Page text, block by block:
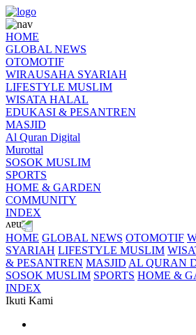
HOME
GLOBAL NEWS
OTOMOTIF
WIRAUSAHA SYARIAH
LIFESTYLE MUSLIM
WISATA HALAL
EDUKASI & PESANTREN
MASJID
Al Quran Digital
Murottal
SOSOK MUSLIM
SPORTS
HOME & GARDEN
COMMUNITY
INDEX
HOME GLOBAL NEWS OTOMOTIF
SYARIAH LIFESTYLE MUSLIM
& PESANTREN MASJID AL QURAN
SOSOK MUSLIM SPORTS HOME &
INDEX
Ikuti Kami